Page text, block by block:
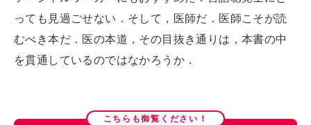
っても見過ごせない．そして，医師だ．医師こそが読
むべき本だ．医の本道，その目抜き通りは，本書の中
を貫通しているのではなかろうか．
こちらも御覧ください！